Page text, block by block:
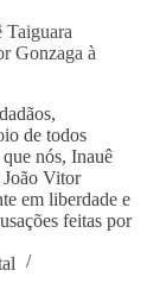
Taiguara
Gonzaga à
de todos
nós, Inauê
Vitor
em liberdade e
feitas por